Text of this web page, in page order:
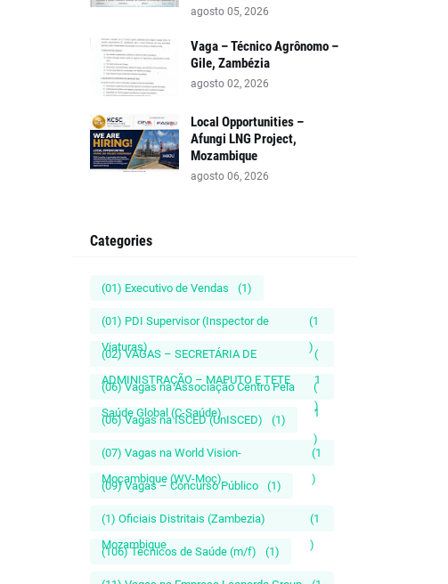
agosto 05, 2026
Vaga – Técnico Agrônomo –
Gile, Zambézia
agosto 02, 2026
Local Opportunities –
Afungi LNG Project,
Mozambique
agosto 06, 2026
Categories
(01) Executivo de Vendas (1)
(01) PDI Supervisor (Inspector de
Viaturas)
(1
)
(02) VAGAS – SECRETÁRIA DE
ADMINISTRAÇÃO – MAPUTO E TETE
(
1
)
(06) Vagas na Associação Centro Pela
Saúde Global (C-Saúde)
(
1
)
(06) Vagas na ISCED (UnISCED) (1)
(07) Vagas na World Vision-
Moçambique (WV-Moç)
(1
)
(09) Vagas – Concurso Público (1)
(1) Oficiais Distritais (Zambezia)
Mozambique
(1
)
(106) Técnicos de Saúde (m/f) (1)